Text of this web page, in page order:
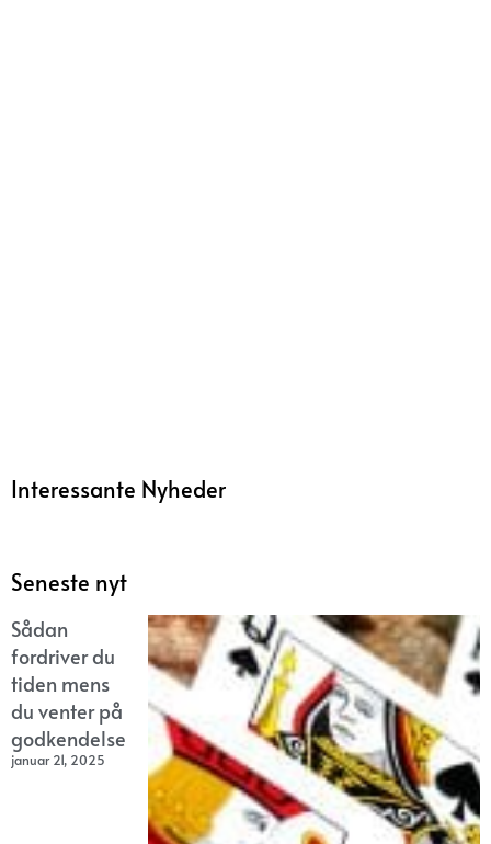
Interessante Nyheder
Seneste nyt
Sådan
fordriver du
tiden mens
du venter på
godkendelse
januar 21, 2025